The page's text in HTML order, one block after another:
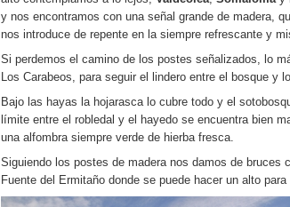
y nos encontramos con una señal grande de madera,
nos introduce de repente en la siempre refrescante y
Si perdemos el camino de los postes señalizados, lo
Los Carabeos, para seguir el lindero entre el bosque y
Bajo las hayas la hojarasca lo cubre todo y el
límite entre el robledal y el hayedo se encuentra bien
una alfombra siempre verde de hierba fresca.
Siguiendo los postes de madera nos damos de bruces
Fuente del Ermitaño donde se puede hacer un alto para